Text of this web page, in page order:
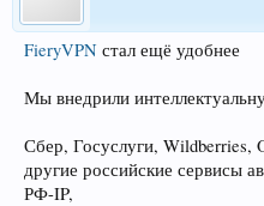
FieryVPN стал ещё удобнее
Мы внедрили
Сбер, Госуслуги,
другие российские сервисы
РФ-IP,